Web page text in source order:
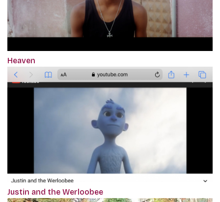
Heaven
Justin and the Werloobee